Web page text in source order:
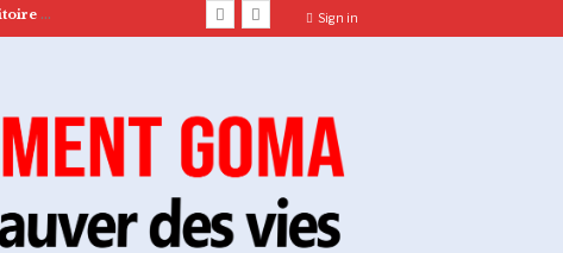
Sign in
Le Tandem Caritas Goma et CRS lance la phase 2 d’un projet de sécurité alimentaire en territoire de Rutshuru.